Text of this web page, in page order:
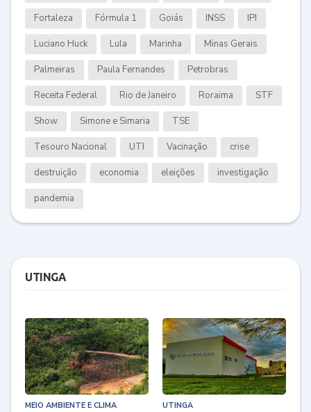
Fortaleza Fórmula 1 Goiás INSS IPI
Luciano Huck Lula Marinha Minas Gerais
Palmeiras Paula Fernandes Petrobras
Receita Federal Rio de Janeiro Roraima STF
Show Simone e Simaria TSE
Tesouro Nacional UTI Vacinação crise
destruição economia eleições investigação
pandemia
UTINGA
MEIO AMBIENTE E CLIMA UTINGA